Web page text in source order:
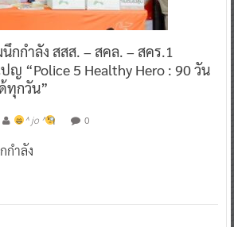
กกำลัง สสส. – สคล. – สคร.1
ญ “Police 5 Healthy Hero : 90 วัน
ทุกวัน”
^ jo ^ 0
กำลัง